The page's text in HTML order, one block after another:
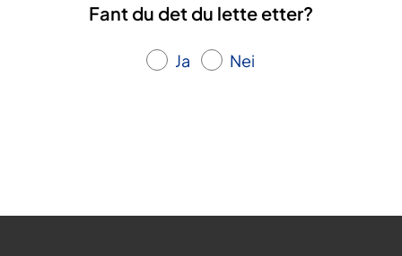
Fant du det du lette etter?
Ja Nei